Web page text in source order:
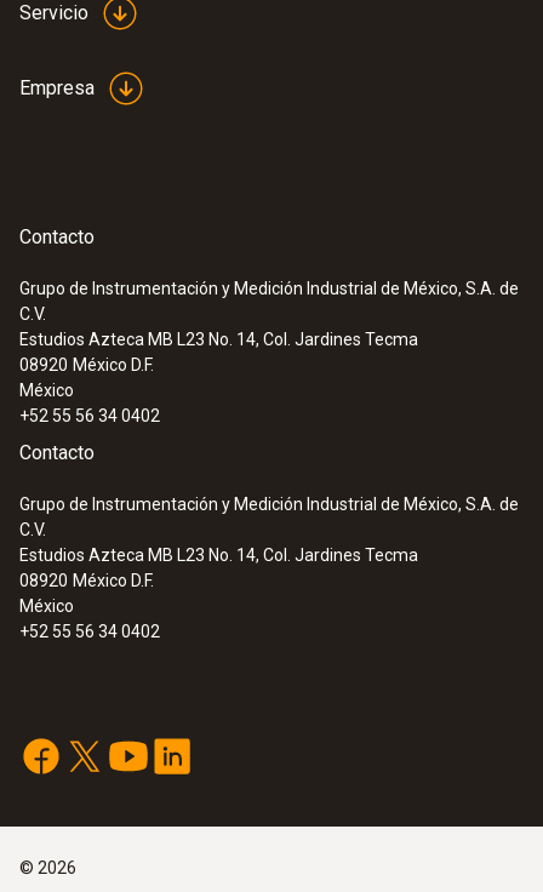
Servicio
Empresa
Contacto
Grupo de Instrumentación y Medición Industrial de México, S.A. de
C.V.
Estudios Azteca MB L23 No. 14, Col. Jardines Tecma
08920 México D.F.
México
+52 55 56 34 0402
Contacto
Grupo de Instrumentación y Medición Industrial de México, S.A. de
C.V.
Estudios Azteca MB L23 No. 14, Col. Jardines Tecma
08920 México D.F.
México
+52 55 56 34 0402
© 2026